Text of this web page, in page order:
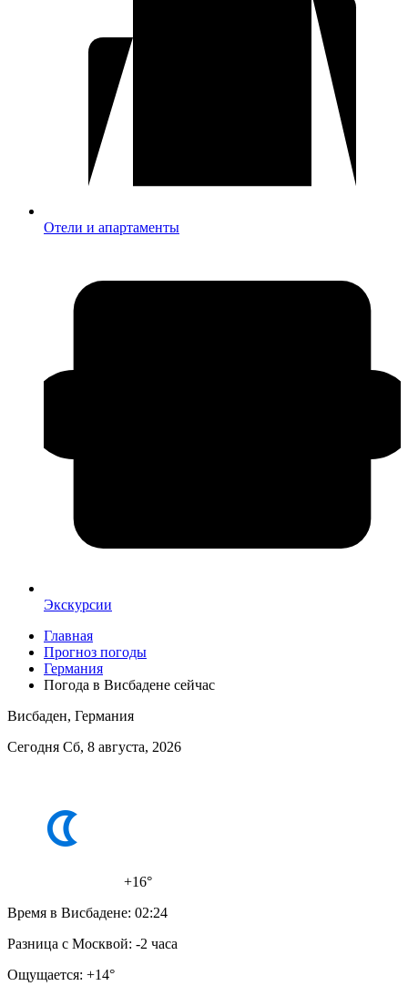
Отели и апартаменты
Экскурсии
Главная
Прогноз погоды
Германия
Погода в Висбадене сейчас
Висбаден, Германия
Сегодня Сб, 8 августа, 2026
+16°
Время в Висбадене: 02:24
Разница с Москвой: -2 часа
Ощущается: +14°